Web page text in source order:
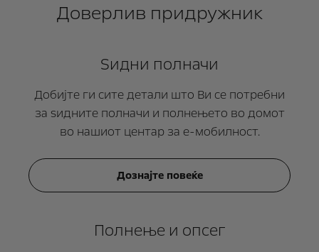
Доверлив придружник
Ѕидни полначи
Добијте ги сите детали што Ви се потребни
за ѕидните полначи и полнењето во домот
во нашиот центар за е-мобилност.
Дознајте повеќе
Полнење и опсег